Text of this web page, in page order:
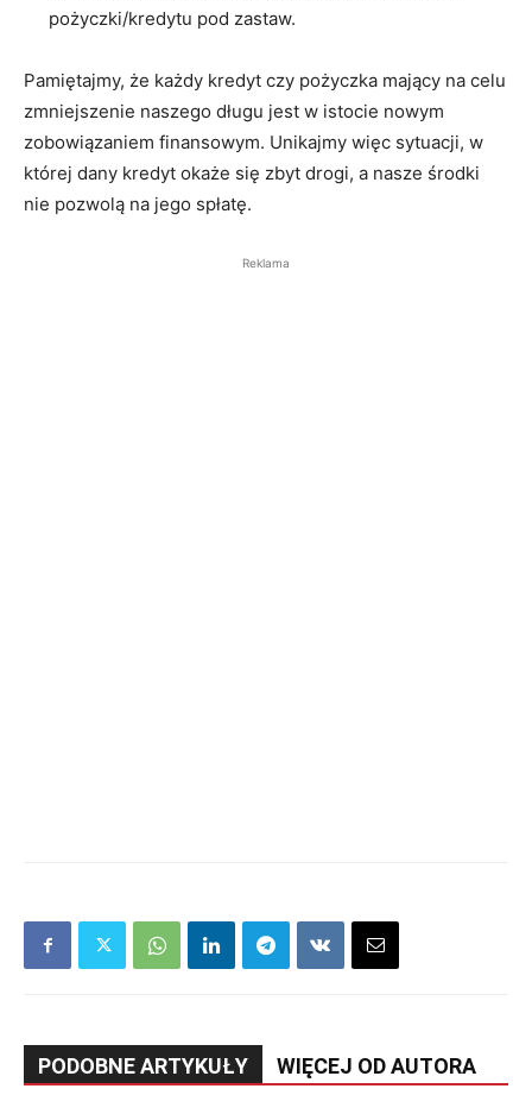
pożyczki/kredytu pod zastaw.
Pamiętajmy, że każdy kredyt czy pożyczka mający na celu
zmniejszenie naszego długu jest w istocie nowym
zobowiązaniem finansowym. Unikajmy więc sytuacji, w
której dany kredyt okaże się zbyt drogi, a nasze środki
nie pozwolą na jego spłatę.
Reklama
PODOBNE ARTYKUŁY WIĘCEJ OD AUTORA